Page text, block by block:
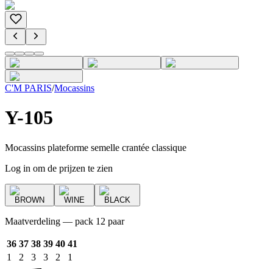
C'M PARIS/Mocassins
Y-105
Mocassins plateforme semelle crantée classique
Log in om de prijzen te zien
BROWN WINE BLACK
Maatverdeling — pack 12 paar
36 37 38 39 40 41
1
2 3 3 2 1